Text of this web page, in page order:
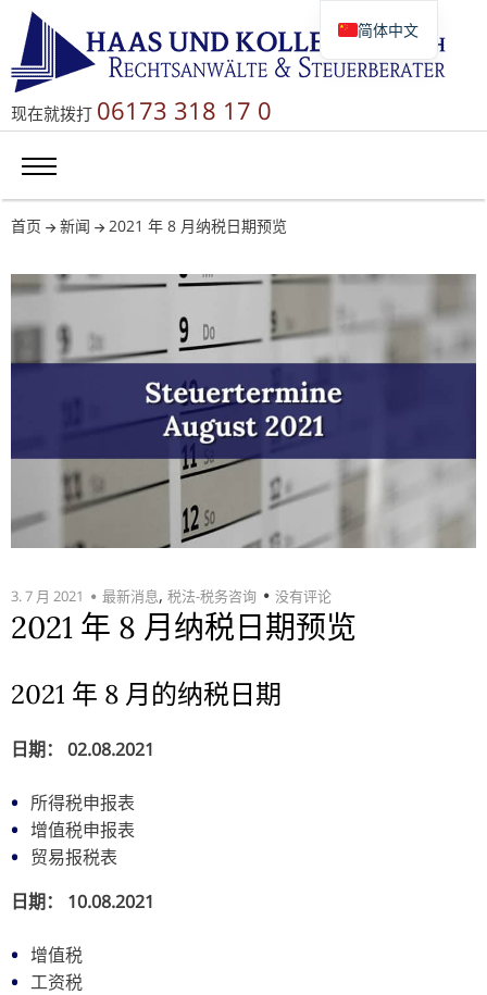
现在就拨打 06173 318 17 0
首页 新闻 2021 年 8 月纳税日期预览
3. 7 月 2021 最新消息, 税法-税务咨询 没有评论
2021 年 8 月纳税日期预览
2021 年 8 月的纳税日期
日期： 02.08.2021
所得税申报表
增值税申报表
贸易报税表
日期： 10.08.2021
增值税
工资税
简体中文
Deutsch
Русский